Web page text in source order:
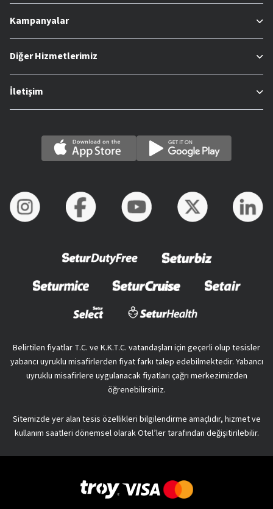
Kampanyalar
Diğer Hizmetlerimiz
İletişim
Belirtilen fiyatlar T.C. ve K.K.T.C. vatandaşları için geçerli olup tesisler
yabancı uyruklu misafirlerden fiyat farkı talep edebilmektedir. Yabancı
uyruklu misafirlere uygulanacak fiyatları çağrı merkezimizden
öğrenebilirsiniz.
Sitemizde yer alan tesis özellikleri bilgilendirme amaçlıdır, hizmet ve
kullanım saatleri dönemsel olarak Otel’ler tarafından değişitirilebilir.